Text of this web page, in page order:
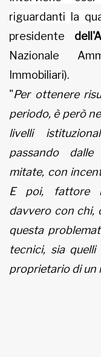
riguardanti la
presidente
Nazionale
Immobiliari).
"Per ottenere
periodo, è però
livelli
passando
mitate, con
E poi, fattore
davvero con chi,
questa
tecnici, sia quelli
proprietario di un